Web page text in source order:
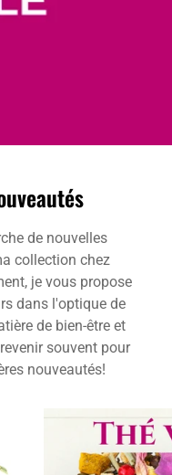
de nouvelles
collection chez
je vous propose
dans l'optique de
de bien-être et
souvent pour
nouveautés!